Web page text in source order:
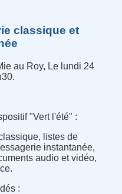
classique et
au Roy, Le lundi 24
"Vert l'été" :
listes de
instantanée,
audio et vidéo,
: